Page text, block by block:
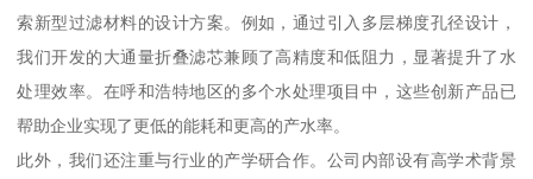
索新型过滤材料的设计方案。例如，通过引入多层梯度孔径设计，
我们开发的大通量折叠滤芯兼顾了高精度和低阻力，显著提升了水
处理效率。在呼和浩特地区的多个水处理项目中，这些创新产品已
帮助企业实现了更低的能耗和更高的产水率。
此外，我们还注重与行业的产学研合作。公司内部设有高学术背景